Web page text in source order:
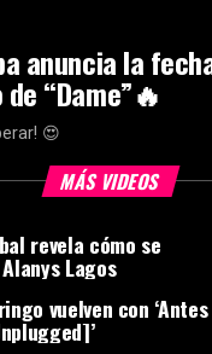
anuncia la
“Dame”🔥
😍
MÁS VIDEOS
revela cómo se
Lagos
vuelven con ‘Antes